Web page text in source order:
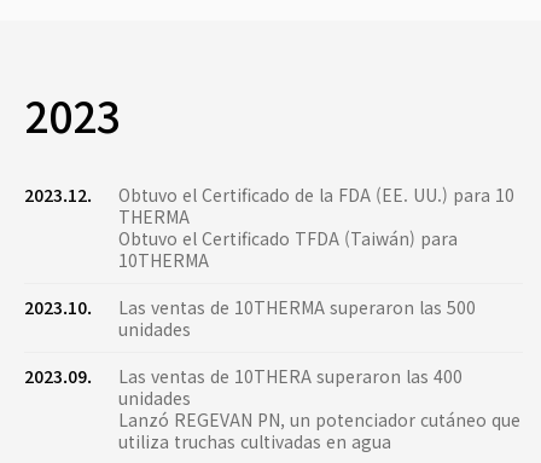
2023
2023.12.
Obtuvo el Certificado de la FDA (EE. UU.) para 10
THERMA
Obtuvo el Certificado TFDA (Taiwán) para
10THERMA
2023.10.
Las ventas de 10THERMA superaron las 500
unidades
2023.09.
Las ventas de 10THERA superaron las 400
unidades
Lanzó REGEVAN PN, un potenciador cutáneo que
utiliza truchas cultivadas en agua